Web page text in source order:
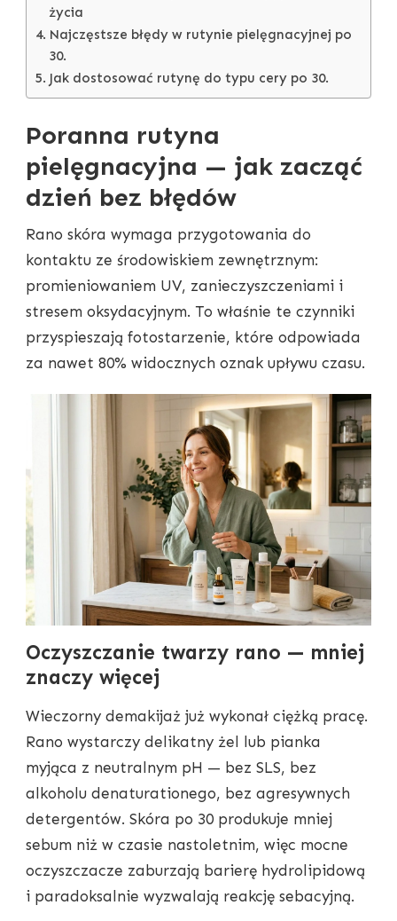
życia
Najczęstsze błędy w rutynie pielęgnacyjnej po
30.
Jak dostosować rutynę do typu cery po 30.
Poranna rutyna
pielęgnacyjna — jak zacząć
dzień bez błędów
Rano skóra wymaga przygotowania do
kontaktu ze środowiskiem zewnętrznym:
promieniowaniem UV, zanieczyszczeniami i
stresem oksydacyjnym. To właśnie te czynniki
przyspieszają fotostarzenie, które odpowiada
za nawet 80% widocznych oznak upływu czasu.
Oczyszczanie twarzy rano — mniej
znaczy więcej
Wieczorny demakijaż już wykonał ciężką pracę.
Rano wystarczy delikatny żel lub pianka
myjąca z neutralnym pH — bez SLS, bez
alkoholu denaturationego, bez agresywnych
detergentów. Skóra po 30 produkuje mniej
sebum niż w czasie nastoletnim, więc mocne
oczyszczacze zaburzają barierę hydrolipidową
i paradoksalnie wyzwalają reakcję sebacyjną.